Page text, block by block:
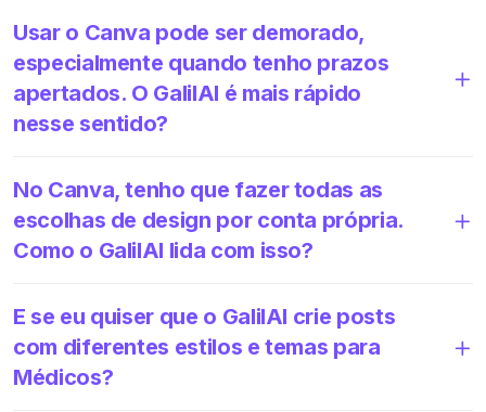
Usar o Canva pode ser demorado,
especialmente quando tenho prazos
apertados. O GalilAI é mais rápido
nesse sentido?
No Canva, tenho que fazer todas as
escolhas de design por conta própria.
Como o GalilAI lida com isso?
E se eu quiser que o GalilAI crie posts
com diferentes estilos e temas para
Médicos?